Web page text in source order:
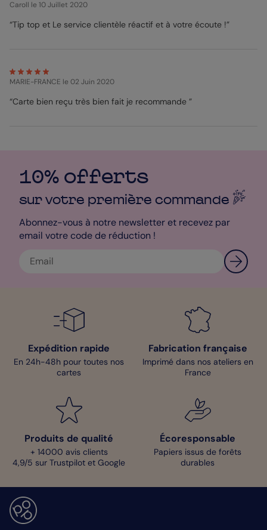
Caroll le 10 Juillet 2020
“Tip top et Le service clientèle réactif et à votre écoute !”
MARIE-FRANCE le 02 Juin 2020
“Carte bien reçu très bien fait je recommande ”
10% offerts
sur votre première commande
Abonnez-vous à notre newsletter et recevez par
email votre code de réduction !
Expédition rapide
En 24h-48h pour toutes nos
cartes
Fabrication française
Imprimé dans nos ateliers en
France
Produits de qualité
+ 14000 avis clients
4,9/5 sur Trustpilot et Google
Écoresponsable
Papiers issus de forêts
durables